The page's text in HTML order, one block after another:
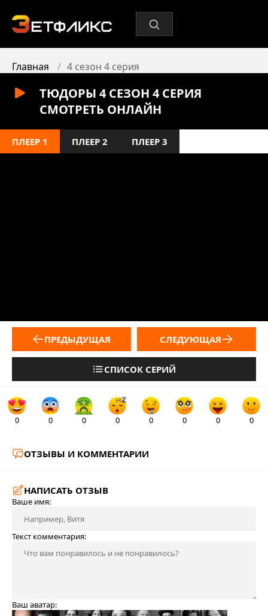
Главная 4 сезон 4 серия
ТЮДОРЫ 4 СЕЗОН 4 СЕРИЯ
СМОТРЕТЬ ОНЛАЙН
ПЛЕЕР 1 ПЛЕЕР 2 ПЛЕЕР 3
ПРЕДЫДУЩАЯ
СПИСОК СЕРИЙ
СЛЕДУЮЩАЯ
0 0 0 0 0 0 0 0
ОТЗЫВЫ И КОММЕНТАРИИ
НАПИСАТЬ ОТЗЫВ
Ваше имя:
Текст комментария:
Ваш аватар: